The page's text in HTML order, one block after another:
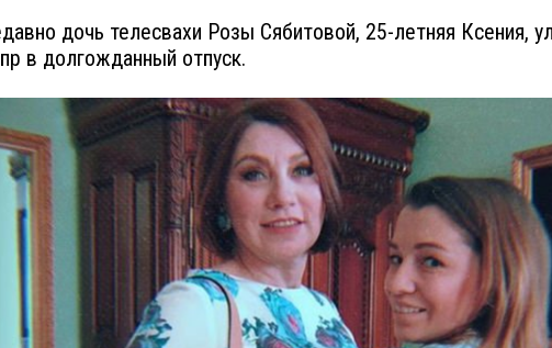
дочь телесвахи Розы Сябитовой, 25-летняя Ксения,
в долгожданный отпуск.